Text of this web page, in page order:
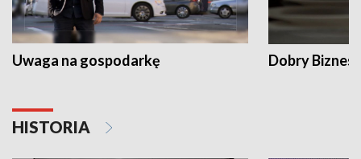
Uwaga na gospodarkę Dobry Biznes
HISTORIA